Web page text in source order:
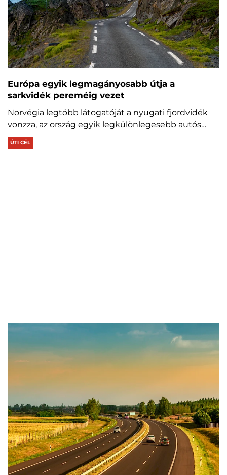
Európa egyik legmagányosabb útja a
sarkvidék pereméig vezet
Norvégia legtöbb látogatóját a nyugati fjordvidék
vonzza, az ország egyik legkülönlegesebb autós…
ÚTI CÉL